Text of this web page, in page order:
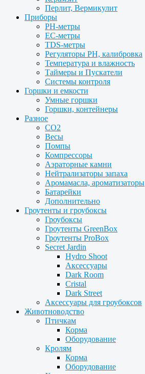
Перлит, Вермикулит
Приборы
PH-метры
EC-метры
TDS-метры
Регуляторы PH, калибровка
Температура и влажность
Таймеры и Пускатели
Системы контроля
Горшки и емкости
Умные горшки
Горшки, контейнеры
Разное
CO2
Весы
Помпы
Компрессоры
Аэраторные камни
Нейтрализаторы запаха
Аромамасла, ароматизаторы
Батарейки
Дополнительно
Гроутенты и гроубоксы
Гроубоксы
Гроутенты GreenBox
Гроутенты ProBox
Secret Jardin
Hydro Shoot
Аксессуары
Dark Room
Cristal
Dark Street
Аксессуары для гроубоксов
Животноводство
Птичкам
Корма
Оборудование
Кролям
Корма
Оборудование